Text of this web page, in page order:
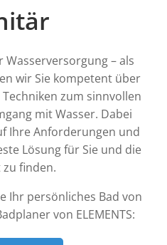
Wasserversorgung – als
wir Sie kompetent über
zum sinnvollen
mit Wasser. Dabei
Ihre Anforderungen und
Lösung für Sie und die
finden.
Ihr persönliches Bad von
von ELEMENTS: